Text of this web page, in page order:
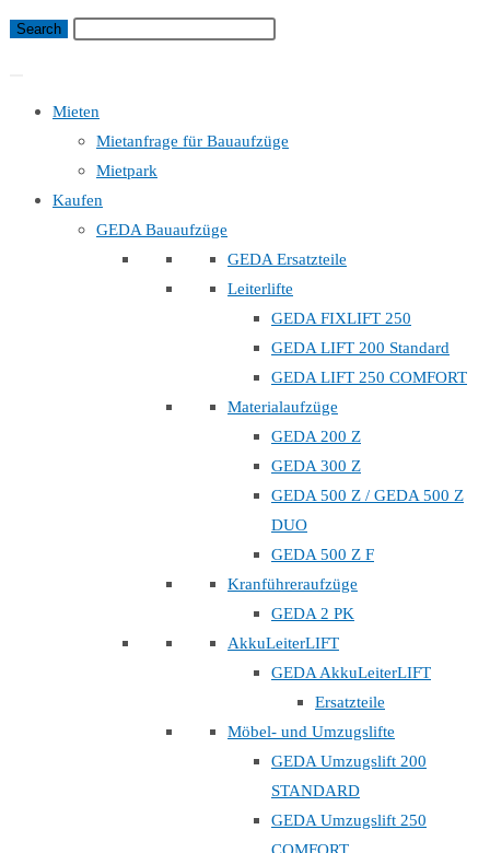
Mieten
Mietanfrage für Bauaufzüge
Mietpark
Kaufen
GEDA Bauaufzüge
GEDA Ersatzteile
Leiterlifte
GEDA FIXLIFT 250
GEDA LIFT 200 Standard
GEDA LIFT 250 COMFORT
Materialaufzüge
GEDA 200 Z
GEDA 300 Z
GEDA 500 Z / GEDA 500 Z
DUO
GEDA 500 Z F
Kranführeraufzüge
GEDA 2 PK
AkkuLeiterLIFT
GEDA AkkuLeiterLIFT
Ersatzteile
Möbel- und Umzugslifte
GEDA Umzugslift 200
STANDARD
GEDA Umzugslift 250